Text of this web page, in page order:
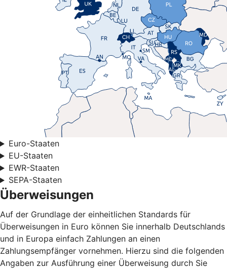
Euro-Staaten
EU-Staaten
EWR-Staaten
SEPA-Staaten
Überweisungen
Auf der Grundlage der einheitlichen Standards für
Überweisungen in Euro können Sie innerhalb Deutschlands
und in Europa einfach Zahlungen an einen
Zahlungsempfänger vornehmen. Hierzu sind die folgenden
Angaben zur Ausführung einer Überweisung durch Sie